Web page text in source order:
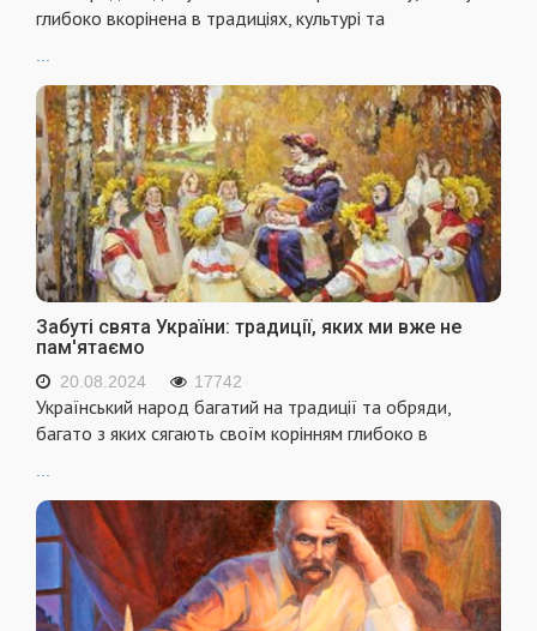
глибоко вкорінена в традиціях, культурі та
...
Забуті свята України: традиції, яких ми вже не
пам'ятаємо
20.08.2024 17742
Український народ багатий на традиції та обряди,
багато з яких сягають своїм корінням глибоко в